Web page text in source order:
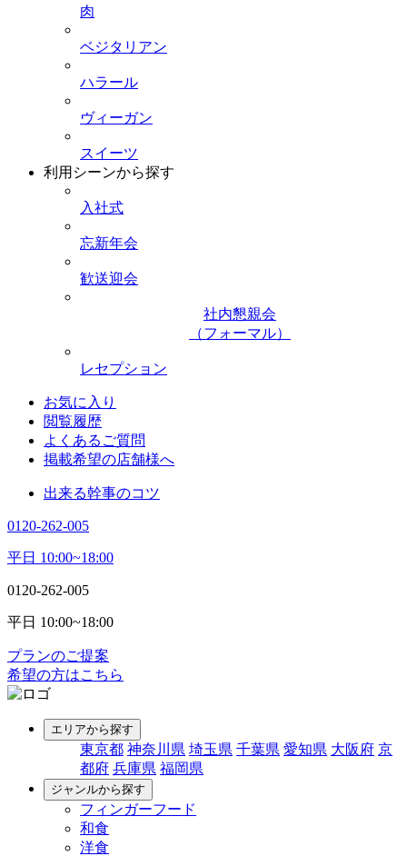
肉
ベジタリアン
ハラール
ヴィーガン
スイーツ
利用シーンから探す
入社式
忘新年会
歓送迎会
社内懇親会
（フォーマル）
レセプション
お気に入り
閲覧履歴
よくあるご質問
掲載希望の店舗様へ
出来る幹事のコツ
0120-262-005
平日 10:00~18:00
0120-262-005
平日 10:00~18:00
プランのご提案
希望の方はこちら
エリアから探す
東京都 神奈川県 埼玉県 千葉県 愛知県 大阪府 京
都府 兵庫県 福岡県
ジャンルから探す
フィンガーフード
和食
洋食